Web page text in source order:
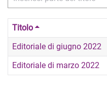
Titolo
Editoriale di giugno 2022
Editoriale di marzo 2022